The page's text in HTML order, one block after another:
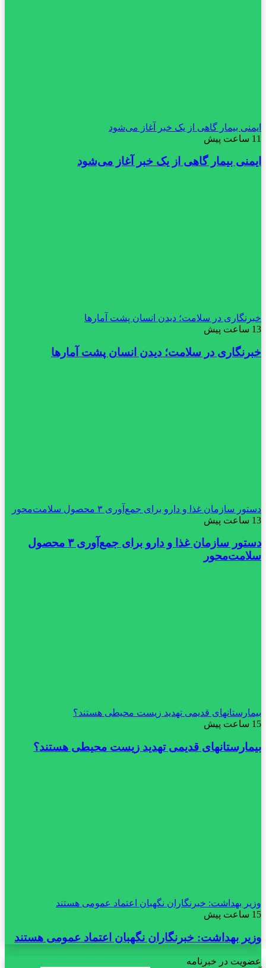
ایمنی بیمار گاهی از یک خبر آغاز می‌شود
11 ساعت پیش
ایمنی بیمار گاهی از یک خبر آغاز می‌شود
خبرنگاری در سلامت؛ دیدن انسان پشت آمارها
13 ساعت پیش
خبرنگاری در سلامت؛ دیدن انسان پشت آمارها
دستور سازمان غذا و دارو برای جمع‌آوری ۳ محصول سلامت‌محور
13 ساعت پیش
دستور سازمان غذا و دارو برای جمع‌آوری ۳ محصول
سلامت‌محور
بیمارستانهای قدیمی تهدید زیست محیطی هستند؟
15 ساعت پیش
بیمارستانهای قدیمی تهدید زیست محیطی هستند؟
وزیر بهداشت: خبرنگاران نگهبان اعتماد عمومی هستند
15 ساعت پیش
وزیر بهداشت: خبرنگاران نگهبان اعتماد عمومی هستند
عضویت در خبرنامه